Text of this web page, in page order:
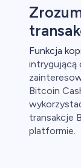
Funkcja
intrygującą
Bitcoin
transakcje
platformie.